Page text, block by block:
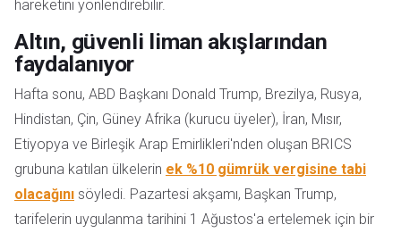
hareketini yönlendirebilir.
Altın, güvenli liman akışlarından
faydalanıyor
Hafta sonu, ABD Başkanı Donald Trump, Brezilya, Rusya,
Hindistan, Çin, Güney Afrika (kurucu üyeler), İran, Mısır,
Etiyopya ve Birleşik Arap Emirlikleri'nden oluşan BRICS
grubuna katılan ülkelerin ek %10 gümrük vergisine tabi
olacağını söyledi. Pazartesi akşamı, Başkan Trump,
tarifelerin uygulanma tarihini 1 Ağustos'a ertelemek için bir